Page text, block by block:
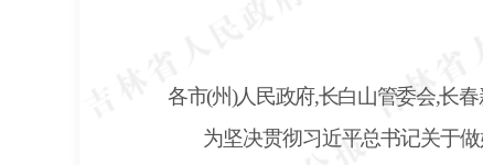
各市(州)人民政府,长白山管委会,长
为坚决贯彻习近平总书记关于